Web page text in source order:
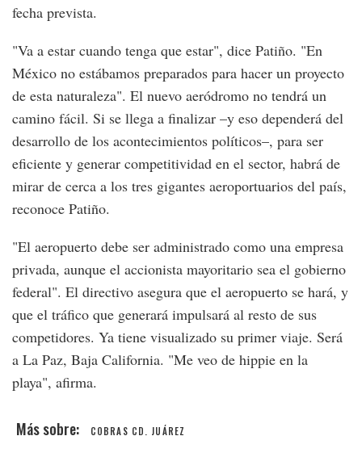
fecha prevista.
"Va a estar cuando tenga que estar", dice Patiño. "En
México no estábamos preparados para hacer un proyecto
de esta naturaleza". El nuevo aeródromo no tendrá un
camino fácil. Si se llega a finalizar –y eso dependerá del
desarrollo de los acontecimientos políticos–, para ser
eficiente y generar competitividad en el sector, habrá de
mirar de cerca a los tres gigantes aeroportuarios del país,
reconoce Patiño.
"El aeropuerto debe ser administrado como una empresa
privada, aunque el accionista mayoritario sea el gobierno
federal". El directivo asegura que el aeropuerto se hará, y
que el tráfico que generará impulsará al resto de sus
competidores. Ya tiene visualizado su primer viaje. Será
a La Paz, Baja California. "Me veo de hippie en la
playa", afirma.
COBRAS CD. JUÁREZ